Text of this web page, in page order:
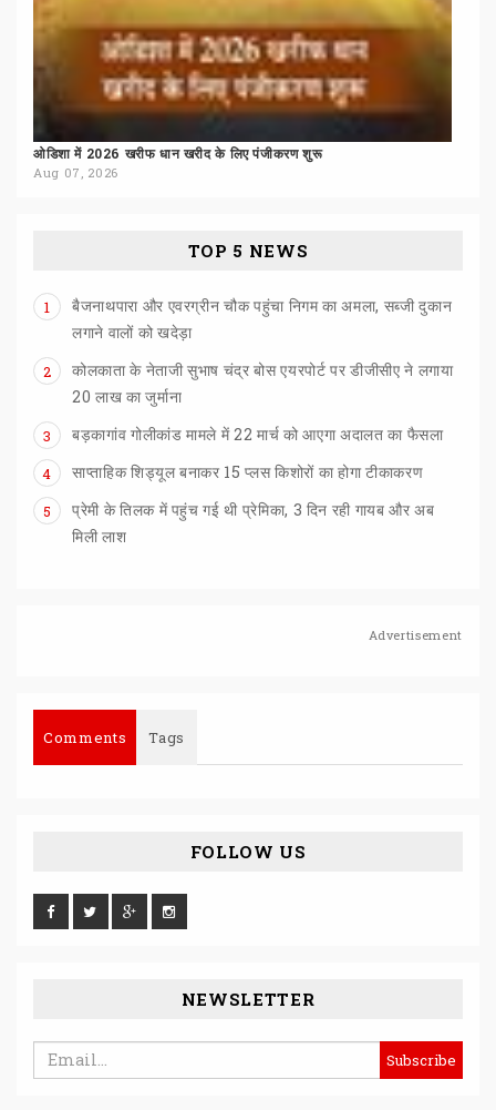
ओडिशा में 2026 खरीफ धान खरीद के लिए पंजीकरण शुरू
Aug 07, 2026
TOP 5 NEWS
1
बैजनाथपारा और एवरग्रीन चौक पहुंचा निगम का अमला, सब्जी दुकान
लगाने वालों को खदेड़ा
2
कोलकाता के नेताजी सुभाष चंद्र बोस एयरपोर्ट पर डीजीसीए ने लगाया
20 लाख का जुर्माना
3 बड़कागांव गोलीकांड मामले में22 मार्च कोआएगाअदालत का फैसला
4 साप्ताहिकशिड्यूलबनाकर 15 प्लसकिशोरों काहोगाटीकाकरण
5
प्रेमी के तिलक में पहुंच गई थी प्रेमिका, 3 दिन रही गायब और अब
मिली लाश
Advertisement
Comments Tags
FOLLOW US
NEWSLETTER